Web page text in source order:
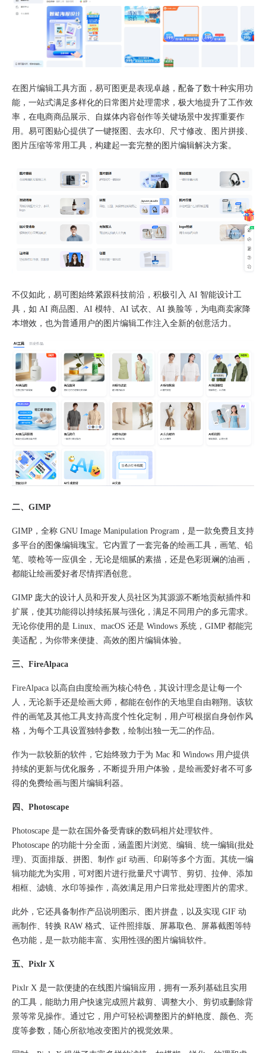
在图片编辑工具方面，易可图更是表现卓越，配备了数十种实用功
能，一站式满足多样化的日常图片处理需求，极大地提升了工作效
率，在电商商品展示、自媒体内容创作等关键场景中发挥重要作
用。易可图贴心提供了一键抠图、去水印、尺寸修改、图片拼接、
图片压缩等常用工具，构建起一套完整的图片编辑解决方案。
不仅如此，易可图始终紧跟科技前沿，积极引入 AI 智能设计工
具，如 AI 商品图、AI 模特、AI 试衣、AI 换脸等，为电商卖家降
本增效，也为普通用户的图片编辑工作注入全新的创意活力。​
二、GIMP​
GIMP，全称 GNU Image Manipulation Program，是一款免费且支持
多平台的图像编辑瑰宝。它内置了一套完备的绘画工具，画笔、铅
笔、喷枪等一应俱全，无论是细腻的素描，还是色彩斑斓的油画，
都能让绘画爱好者尽情挥洒创意。
GIMP 庞大的设计人员和开发人员社区为其源源不断地贡献插件和
扩展，使其功能得以持续拓展与强化，满足不同用户的多元需求。
无论你使用的是 Linux、macOS 还是 Windows 系统，GIMP 都能完
美适配，为你带来便捷、高效的图片编辑体验。​
三、FireAlpaca​
FireAlpaca 以高自由度绘画为核心特色，其设计理念是让每一个
人，无论新手还是绘画大师，都能在创作的天地里自由翱翔。该软
件的画笔及其他工具支持高度个性化定制，用户可根据自身创作风
格，为每个工具设置独特参数，绘制出独一无二的作品。
作为一款较新的软件，它始终致力于为 Mac 和 Windows 用户提供
持续的更新与优化服务，不断提升用户体验，是绘画爱好者不可多
得的免费绘画与图片编辑利器。​
四、Photoscape​
Photoscape 是一款在国外备受青睐的数码相片处理软件。
Photoscape 的功能十分全面，涵盖图片浏览、编辑、统一编辑(批处
理)、页面排版、拼图、制作 gif 动画、印刷等多个方面。其统一编
辑功能尤为实用，可对图片进行批量尺寸调节、剪切、拉伸、添加
相框、滤镜、水印等操作，高效满足用户日常批处理图片的需求。
此外，它还具备制作产品说明图示、图片拼盘，以及实现 GIF 动
画制作、转换 RAW 格式、证件照排版、屏幕取色、屏幕截图等特
色功能，是一款功能丰富、实用性强的图片编辑软件。​
五、Pixlr X​
Pixlr X 是一款便捷的在线图片编辑应用，拥有一系列基础且实用
的工具，能助力用户快速完成照片裁剪、调整大小、剪切或删除背
景等常见操作。通过它，用户可轻松调整图片的鲜艳度、颜色、亮
度等参数，随心所欲地改变图片的视觉效果。